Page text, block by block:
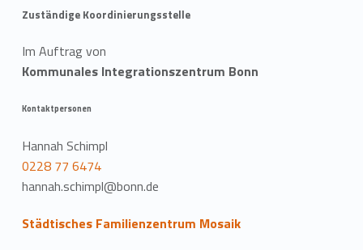
Zuständige Koordinierungsstelle
Im Auftrag von
Kommunales Integrationszentrum Bonn
Kontaktpersonen
Hannah Schimpl
0228 77 6474
hannah.schimpl@bonn.de
Städtisches Familienzentrum Mosaik